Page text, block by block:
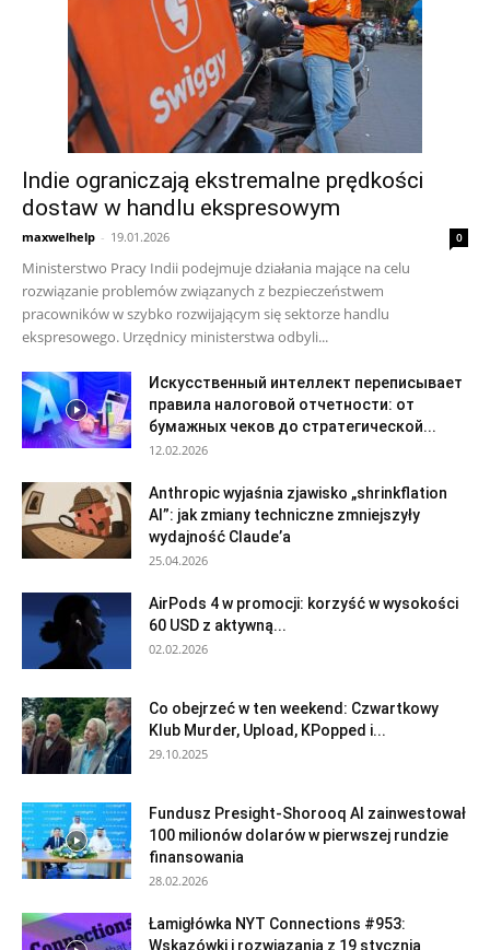
Indie ograniczają ekstremalne prędkości
dostaw w handlu ekspresowym
maxwelhelp - 19.01.2026 0
Ministerstwo Pracy Indii podejmuje działania mające na celu
rozwiązanie problemów związanych z bezpieczeństwem
pracowników w szybko rozwijającym się sektorze handlu
ekspresowego. Urzędnicy ministerstwa odbyli...
Искусственный интеллект переписывает
правила налоговой отчетности: от
бумажных чеков до стратегической...
12.02.2026
Anthropic wyjaśnia zjawisko „shrinkflation
AI”: jak zmiany techniczne zmniejszyły
wydajność Claude’a
25.04.2026
AirPods 4 w promocji: korzyść w wysokości
60 USD z aktywną...
02.02.2026
Co obejrzeć w ten weekend: Czwartkowy
Klub Murder, Upload, KPopped i...
29.10.2025
Fundusz Presight-Shorooq AI zainwestował
100 milionów dolarów w pierwszej rundzie
finansowania
28.02.2026
Łamigłówka NYT Connections #953:
Wskazówki i rozwiązania z 19 stycznia